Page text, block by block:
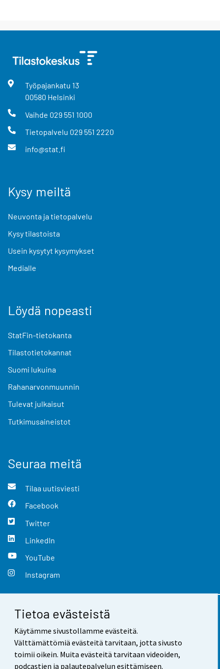
Tietoa evästeistä
Käytämme sivustollamme evästeitä.
Välttämättömiä evästeitä tarvitaan, jotta sivusto
toimii oikein. Muita evästeitä tarvitaan videoiden,
podcastien ja palautepalvelun esittämiseen.
Työpajankatu 13
00580 Helsinki
Vaihde 029 551 1000
Tietopalvelu 029 551 2220
info@stat.fi
Kysy meiltä
Neuvonta ja tietopalvelu
Kysy tilastoista
Usein kysytyt kysymykset
Medialle
Löydä nopeasti
StatFin-tietokanta
Tilastotietokannat
Suomi lukuina
Rahanarvonmuunnin
Tulevat julkaisut
Tutkimusaineistot
Seuraa meitä
Tilaa uutisviesti
Facebook
Twitter
LinkedIn
YouTube
Instagram
Yhteystiedot
Palaute
Käyttöehdot